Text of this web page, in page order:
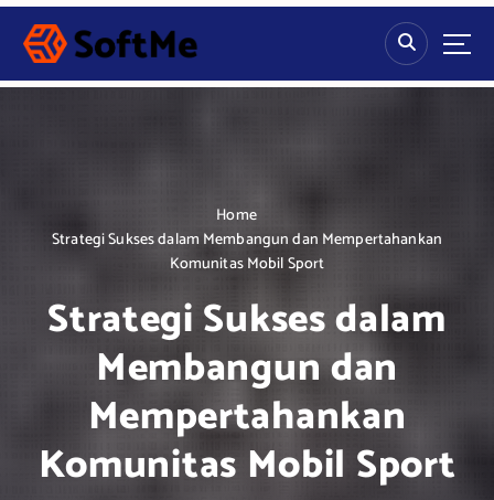
S
p
Home
Strategi Sukses dalam Membangun dan Mempertahankan
Komunitas Mobil Sport
Strategi Sukses dalam
Membangun dan
Mempertahankan
Komunitas Mobil Sport